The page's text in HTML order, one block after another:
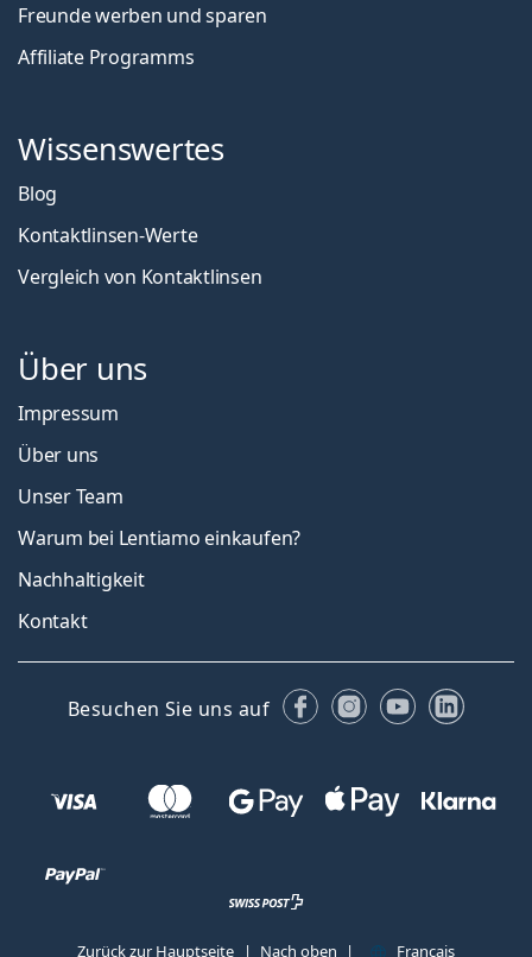
Freunde werben und sparen
Affiliate Programms
Wissenswertes
Blog
Kontaktlinsen-Werte
Vergleich von Kontaktlinsen
Über uns
Impressum
Über uns
Unser Team
Warum bei Lentiamo einkaufen?
Nachhaltigkeit
Kontakt
Besuchen Sie uns auf FacebookInstagram
YouTube
Zurück zur Hauptseite Nach oben Français